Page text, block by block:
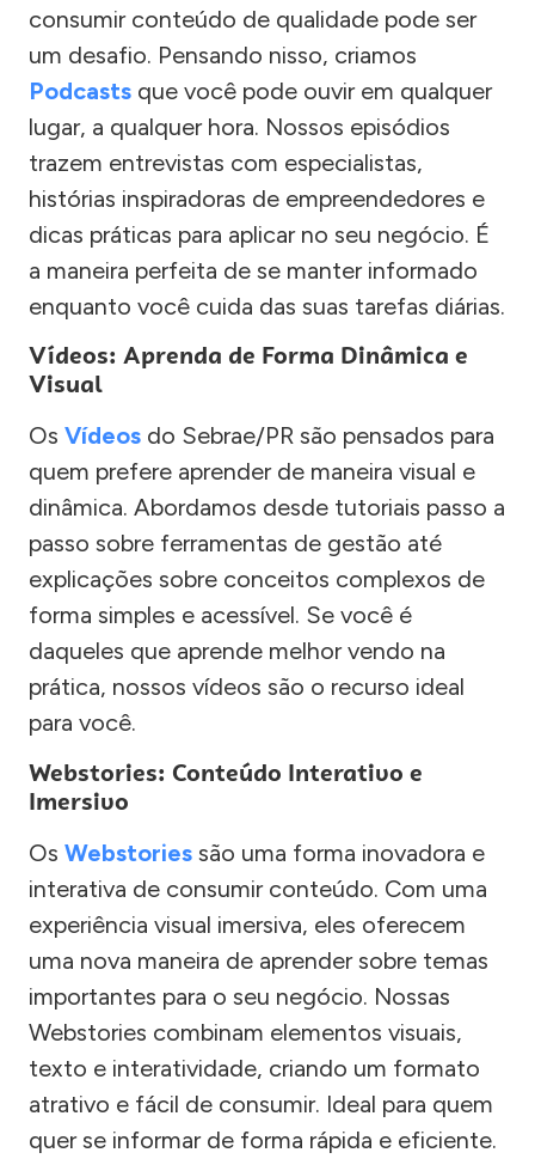
consumir conteúdo de qualidade pode ser
um desafio. Pensando nisso, criamos
Podcasts que você pode ouvir em qualquer
lugar, a qualquer hora. Nossos episódios
trazem entrevistas com especialistas,
histórias inspiradoras de empreendedores e
dicas práticas para aplicar no seu negócio. É
a maneira perfeita de se manter informado
enquanto você cuida das suas tarefas diárias.
Vídeos: Aprenda de Forma Dinâmica e
Visual
Os Vídeos do Sebrae/PR são pensados para
quem prefere aprender de maneira visual e
dinâmica. Abordamos desde tutoriais passo a
passo sobre ferramentas de gestão até
explicações sobre conceitos complexos de
forma simples e acessível. Se você é
daqueles que aprende melhor vendo na
prática, nossos vídeos são o recurso ideal
para você.
Webstories: Conteúdo Interativo e
Imersivo
Os Webstories são uma forma inovadora e
interativa de consumir conteúdo. Com uma
experiência visual imersiva, eles oferecem
uma nova maneira de aprender sobre temas
importantes para o seu negócio. Nossas
Webstories combinam elementos visuais,
texto e interatividade, criando um formato
atrativo e fácil de consumir. Ideal para quem
quer se informar de forma rápida e eficiente.